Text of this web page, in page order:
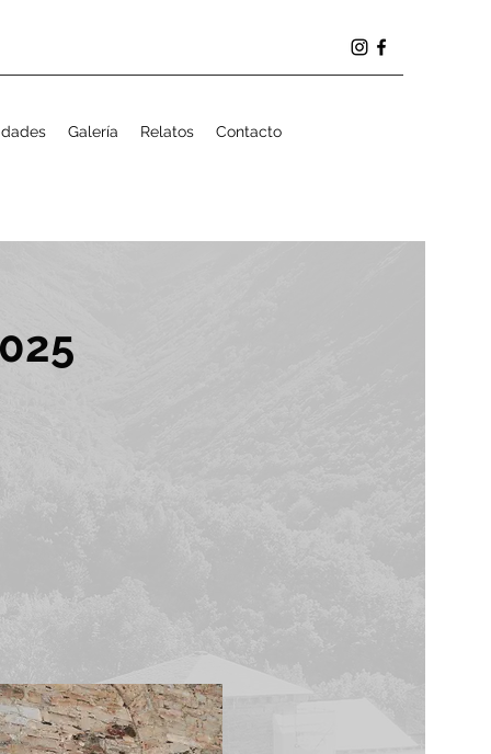
Galería Relatos Contacto